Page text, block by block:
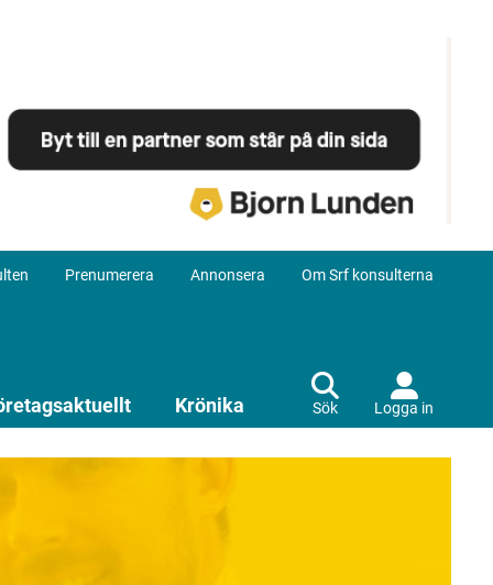
Prenumerera Annonsera Om Srf konsulterna
Krönika Sök Logga in